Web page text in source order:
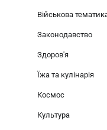
Військова
Законодавство
Здоров'я
Їжа та кулінарія
Космос
Культура